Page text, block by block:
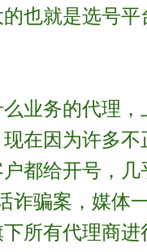
也就是选号平
业务的代理
在因为许多不
都给开号，
诈骗案，媒体
所有代理商